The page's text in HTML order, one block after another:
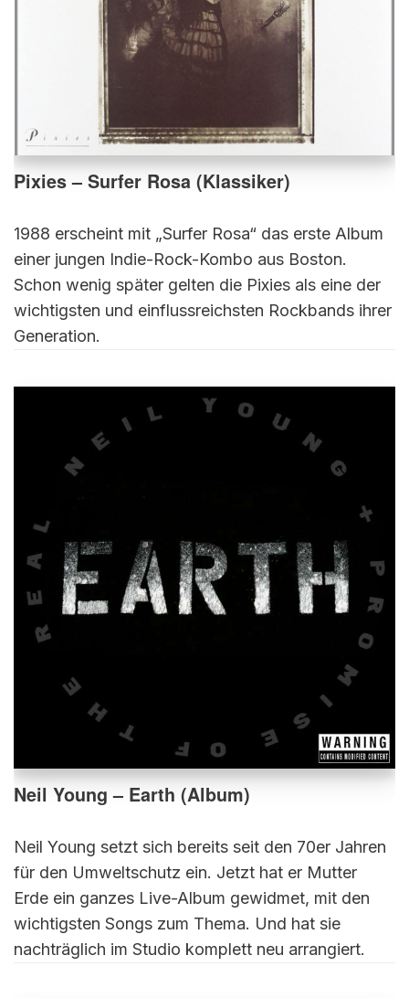
Pixies – Surfer Rosa (Klassiker)
1988 erscheint mit „Surfer Rosa“ das erste Album
einer jungen Indie-Rock-Kombo aus Boston.
Schon wenig später gelten die Pixies als eine der
wichtigsten und einflussreichsten Rockbands ihrer
Generation.
Neil Young – Earth (Album)
Neil Young setzt sich bereits seit den 70er Jahren
für den Umweltschutz ein. Jetzt hat er Mutter
Erde ein ganzes Live-Album gewidmet, mit den
wichtigsten Songs zum Thema. Und hat sie
nachträglich im Studio komplett neu arrangiert.